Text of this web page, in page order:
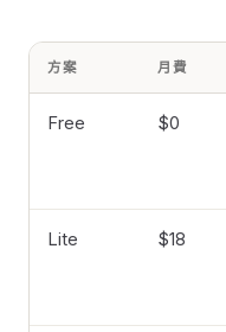
方案 月費
Free $0
Lite $18